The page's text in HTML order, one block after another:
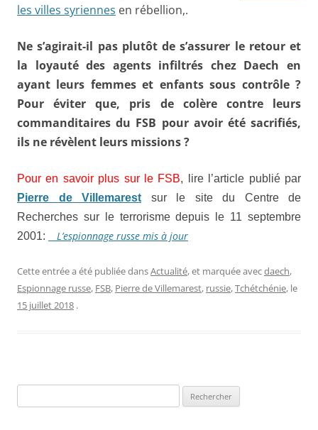
les villes syriennes en rébellion,.
Ne s’agirait-il pas plutôt de s’assurer le retour et
la loyauté des agents infiltrés chez Daech en
ayant leurs femmes et enfants sous contrôle ?
Pour éviter que, pris de colère contre leurs
commanditaires du FSB pour avoir été sacrifiés,
ils ne révèlent leurs missions ?
Pour en savoir plus sur le FSB, lire l’article publié par
Pierre de Villemarest sur le site du Centre de
Recherches sur le terrorisme depuis le 11 septembre
2001:
L’espionnage russe mis à jour
Cette entrée a été publiée dansActualité, et marquée avecdaech,
Espionnage russe, FSB, Pierre de Villemarest, russie,Tchétchénie, le
15 juillet 2018 .